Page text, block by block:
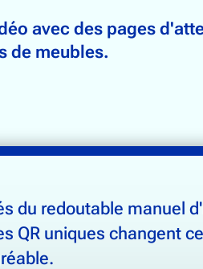
avec des pages
de meubles.
TUTORIELS
du redoutable manuel
QR uniques changent